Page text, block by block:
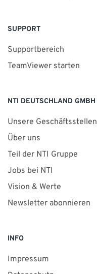
SUPPORT
Supportbereich
TeamViewer starten
NTI DEUTSCHLAND GMBH
Unsere Geschäftsstellen
Über uns
Teil der NTI Gruppe
Jobs bei NTI
Vision & Werte
Newsletter abonnieren
INFO
Impressum